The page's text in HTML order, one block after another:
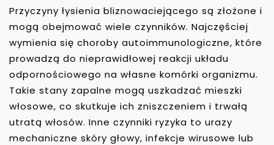
Przyczyny łysienia bliznowaciejącego są złożone i
mogą obejmować wiele czynników. Najczęściej
wymienia się choroby autoimmunologiczne, które
prowadzą do nieprawidłowej reakcji układu
odpornościowego na własne komórki organizmu.
Takie stany zapalne mogą uszkadzać mieszki
włosowe, co skutkuje ich zniszczeniem i trwałą
utratą włosów. Inne czynniki ryzyka to urazy
mechaniczne skóry głowy, infekcje wirusowe lub